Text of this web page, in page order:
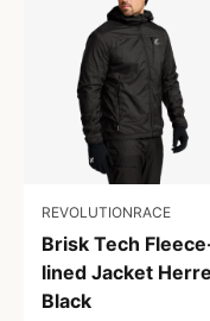
REVOLUTIONRACE
Brisk Tech
lined Jacket Herre
Black